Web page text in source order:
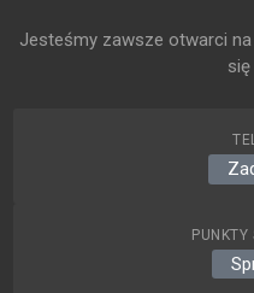
Jesteśmy zawsze otwarci
PUNKTY